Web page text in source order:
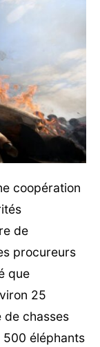
coopération
de
procureurs
que
25
de chasses
500 éléphants